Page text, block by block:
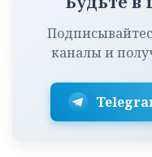
каналы и